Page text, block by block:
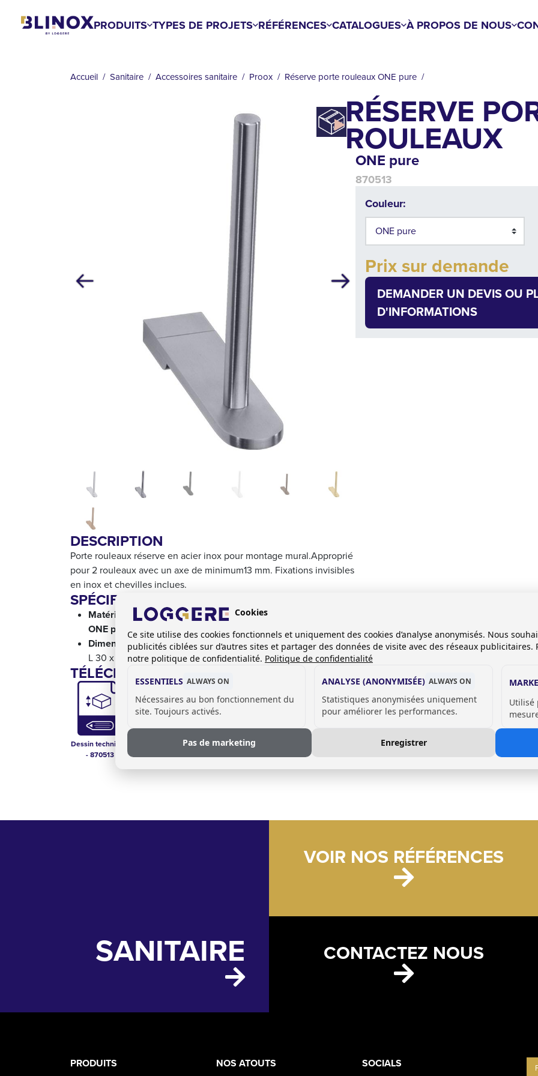
PRODUITS TYPES DE PROJETS RÉFÉRENCES CATALOGUES À PROPOS DE NOUS
D'ARIANE
Accueil Sanitaire Accessoires sanitaire Proox Réserve porte rouleaux ONE pure
Suivant
DESCRIPTION
Porte rouleaux réserve en acier inox pour montage mural.Approprié
pour 2 rouleaux avec un axe de minimum13 mm. Fixations invisibles
en inox et chevilles inclues.
SPÉCIFICATIONS:
Matériau:
ONE pure :
acier inoxydable satiné, 1,5 mm d'épaisseur.
Dimensions:
L 30 x P 125 x H 150
TÉLÉCHARGEMENTS:
Dessin technique
- 870513
Sanitaire
Technical Data
Sheet - 870513
RÉSERVE
ROULEAUX
ONE pure
870513
Couleur:
Prix sur demande
DEMANDER UN DEVIS OU
D'INFORMATIONS
SANITAIRE
VOIR NOS RÉFÉRENCES
CONTACTEZ NOUS
PRODUCT
PRODUITS ASSETS
NOS ATOUTS CONTACT
SOCIALS
Cookies
Ce site utilise des cookies fonctionnels et uniquement des cookies d’analyse anonymisés. Nous
publicités ciblées sur d’autres sites et partager des données de visite avec des réseaux publicitaires.
notre politique de confidentialité. Politique de confidentialité
ESSENTIELS ALWAYS ON
Nécessaires au bon fonctionnement du
site. Toujours activés.
ANALYSE (ANONYMISÉE) ALWAYS ON
Statistiques anonymisées uniquement
pour améliorer les performances.
Utilisé
Pas de marketing Enregistrer